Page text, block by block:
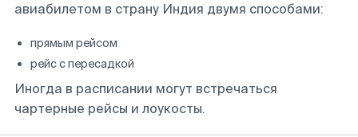
авиабилетом в страну Индия двумя способами:
прямым рейсом
рейс с пересадкой
Иногда в расписании могут встречаться
чартерные рейсы и лоукосты.